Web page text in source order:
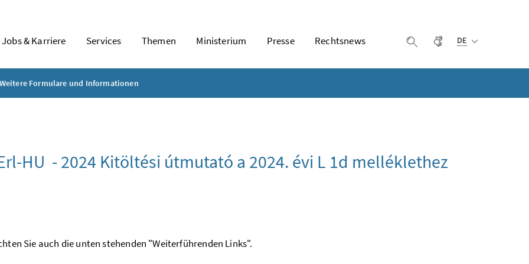
Jobs & Karriere Services Themen Ministerium Presse Rechtsnews Suche einblenden
Gebärdensprache
DE
Weitere Formulare und Informationen
HU - 2024 Kitöltési útmutató a 2024. évi L 1d melléklethez
Sie auch die unten stehenden "Weiterführenden Links".